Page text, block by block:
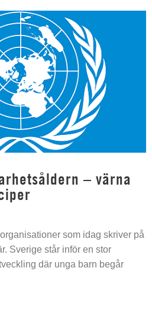
– värna
som idag skriver på
Sverige står inför en stor
där unga barn begår